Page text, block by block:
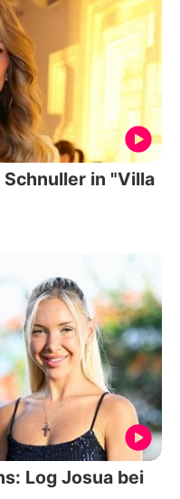
in "Villa
Log Josua bei